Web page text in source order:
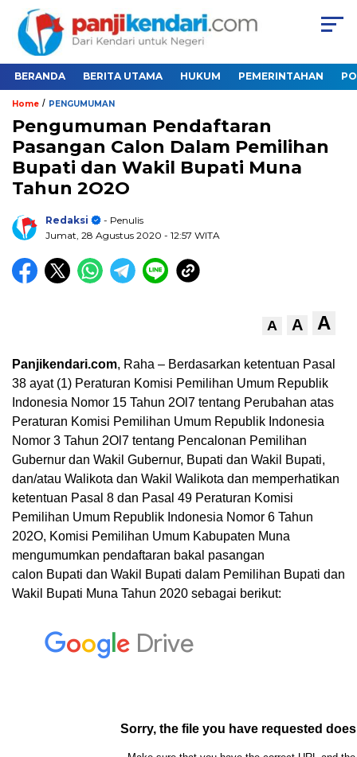
BERANDA BERITA UTAMA HUKUM PEMERINTAHAN
Home / PENGUMUMAN
Pengumuman Pendaftaran
Pasangan Calon Dalam Pemilihan
Bupati dan Wakil Bupati Muna
Tahun 2O2O
Redaksi
- Penulis
Jumat, 28 Agustus 2020 - 12:57 WITA
A A A
Panjikendari.com, Raha – Berdasarkan ketentuan Pasal
38 ayat (1) Peraturan Komisi Pemilihan Umum Republik
Indonesia Nomor 15 Tahun 2Ol7 tentang Perubahan atas
Peraturan Komisi Pemilihan Umum Republik Indonesia
Nomor 3 Tahun 2Ol7 tentang Pencalonan Pemilihan
Gubernur dan Wakil Gubernur, Bupati dan Wakil Bupati,
dan/atau Walikota dan Wakil Walikota dan memperhatikan
ketentuan Pasal 8 dan Pasal 49 Peraturan Komisi
Pemilihan Umum Republik Indonesia Nomor 6 Tahun
202O, Komisi Pemilihan Umum Kabupaten Muna
mengumumkan pendaftaran bakal pasangan
calon Bupati dan Wakil Bupati dalam Pemilihan Bupati dan
Wakil Bupati Muna Tahun 2020 sebagai berikut: